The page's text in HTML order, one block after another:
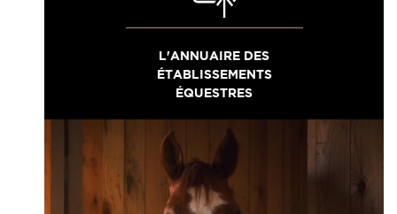
L'ANNUAIRE DES
ÉTABLISSEMENTS
ÉQUESTRES